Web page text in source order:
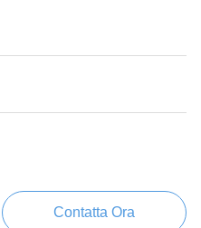
Contatta Ora